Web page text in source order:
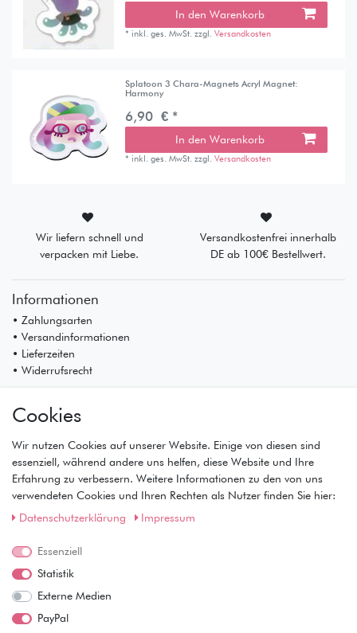
In den Warenkorb
* inkl. ges. MwSt. zzgl.Versandkosten
Splatoon 3 Chara-Magnets Acryl Magnet:
Harmony
6,90 € *
In den Warenkorb
* inkl. ges. MwSt. zzgl.Versandkosten
Wir liefern schnell und
verpacken mit Liebe.
Versandkostenfrei innerhalb
DE ab 100€ Bestellwert.
Informationen
• Zahlungsarten
• Versandinformationen
• Lieferzeiten
• Widerrufsrecht
• Registrierung
• Warenkorb
• Kasse
• Wunschliste
Service
• Datenschutz
• AGB
• Impressum
Wie läuft der Versand ab?
Cookies
Wir nutzen Cookies auf unserer Website. Einige von diesen sind
essenziell, während andere uns helfen, diese Website und Ihre
Erfahrung zu verbessern. Weitere Informationen zu den von uns
verwendeten Cookies und Ihren Rechten als Nutzer finden Sie hier:
Daten­schutz­erklärung
Impressum
Essenziell
Statistik
Externe Medien
PayPal